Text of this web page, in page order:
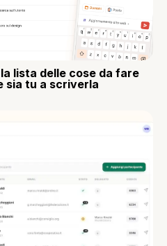
lista delle cose da fare
sia tu a scriverla